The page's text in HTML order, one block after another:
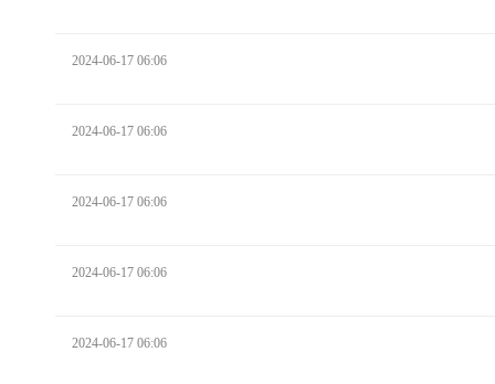
2024-06-17 06:06
2024-06-17 06:06
2024-06-17 06:06
2024-06-17 06:06
2024-06-17 06:06